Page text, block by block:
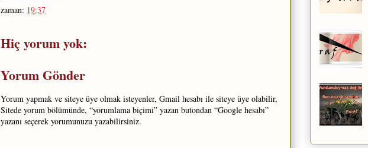
zaman: 19:37
Hiç yorum yok:
Yorum Gönder
Yorum yapmak ve siteye üye olmak isteyenler, Gmail hesabı ile siteye üye olabilir,
Sitede yorum bölümünde, “yorumlama biçimi” yazan butondan “Google hesabı”
yazanı seçerek yorumunuzu yazabilirsiniz.